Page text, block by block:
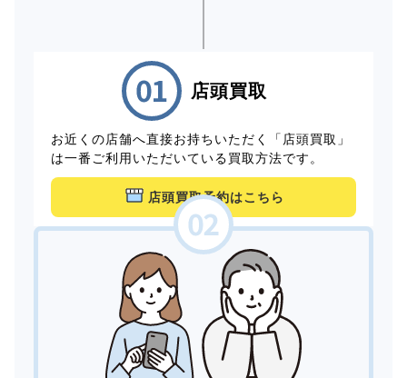
店頭買取
お近くの店舗へ直接お持ちいただく「店頭買取」
は一番ご利用いただいている買取方法です。
店頭買取予約はこちら